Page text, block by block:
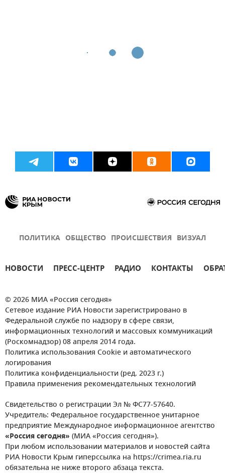
ПОЛИТИКА ОБЩЕСТВО ПРОИСШЕСТВИЯ ВИЗУАЛ
НОВОСТИ ПРЕСС-ЦЕНТР РАДИО КОНТАКТЫ
© 2026 МИА «Россия сегодня»
Сетевое издание РИА Новости зарегистрировано в
Федеральной службе по надзору в сфере связи,
информационных технологий и массовых коммуникаций
(Роскомнадзор) 08 апреля 2014 года.
Политика использования Cookie и автоматического
логирования
Политика конфиденциальности (ред. 2023 г.)
Правила применения рекомендательных технологий
Свидетельство о регистрации Эл № ФС77-57640.
Учредитель: Федеральное государственное унитарное
предприятие Международное информационное агентство
«Россия сегодня» (МИА «Россия сегодня»).
При любом использовании материалов и новостей сайта
РИА Новости Крым гиперссылка на https://crimea.ria.ru
обязательна не ниже второго абзаца текста.